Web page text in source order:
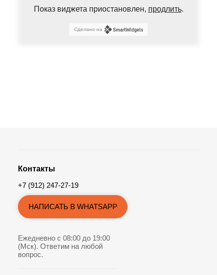
Показ виджета приостановлен, продлить.
Сделано на
Контакты
+7 (912) 247-27-19
НАПИСАТЬ В WHATSAPP
Ежедневно с 08:00 до 19:00
(Мск). Ответим на любой
вопрос.